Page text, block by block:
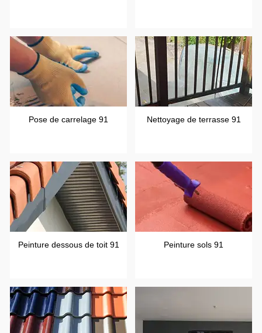
Pose de carrelage 91 Nettoyage de terrasse 91
Peinture dessous de toit 91 Peinture sols 91